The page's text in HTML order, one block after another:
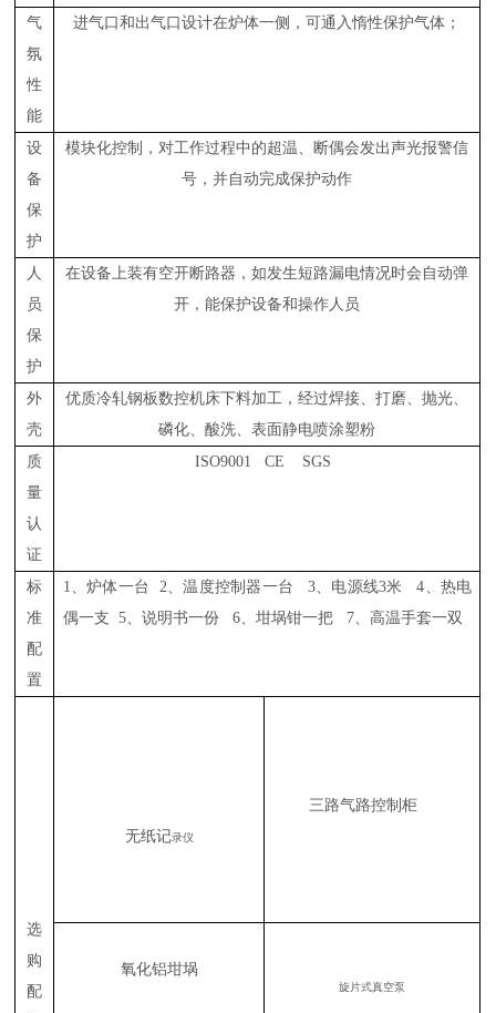
气
氛
性
能
进气口和出气口设计在炉体一侧，可通入惰性保护气体；
设
备
保
护
模块化控制，对工作过程中的超温、断偶会发出声光报警信
号，并自动完成保护动作
人
员
保
护
在设备上装有空开断路器，如发生短路漏电情况时会自动弹
开，能保护设备和操作人员
外
壳
优质冷轧钢板数控机床下料加工，经过焊接、打磨、抛光、
磷化、酸洗、表面静电喷涂塑粉
质
量
认
证
ISO9001 CE SGS
标
准
配
置
1、炉体一台 2、温度控制器一台 3、电源线3米4、热电
偶一支 5、说明书一份 6、坩埚钳一把 7、高温手套一双
选
购
配
无纸记录仪
三路气路控制柜
氧化铝坩埚
旋片式真空泵